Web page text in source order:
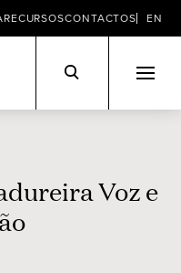
RECURSOSCONTACTOS EN
Voz e